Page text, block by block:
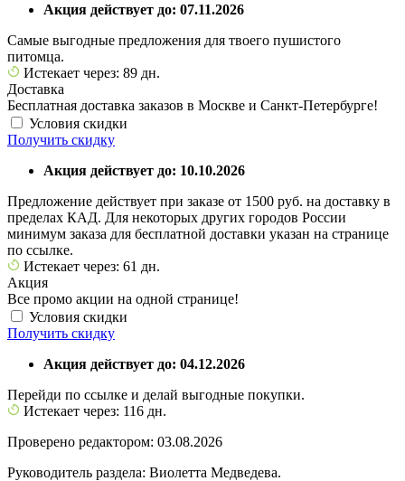
Акция действует до: 07.11.2026
Самые выгодные предложения для твоего пушистого
питомца.
Истекает через: 89 дн.
Доставка
Бесплатная доставка заказов в Москве и Санкт-Петербурге!
Условия скидки
Получить скидку
Акция действует до: 10.10.2026
Предложение действует при заказе от 1500 руб. на доставку в
пределах КАД. Для некоторых других городов России
минимум заказа для бесплатной доставки указан на странице
по ссылке.
Истекает через: 61 дн.
Акция
Все промо акции на одной странице!
Условия скидки
Получить скидку
Акция действует до: 04.12.2026
Перейди по ссылке и делай выгодные покупки.
Истекает через: 116 дн.
Проверено редактором: 03.08.2026
Руководитель раздела: Виолетта Медведева.